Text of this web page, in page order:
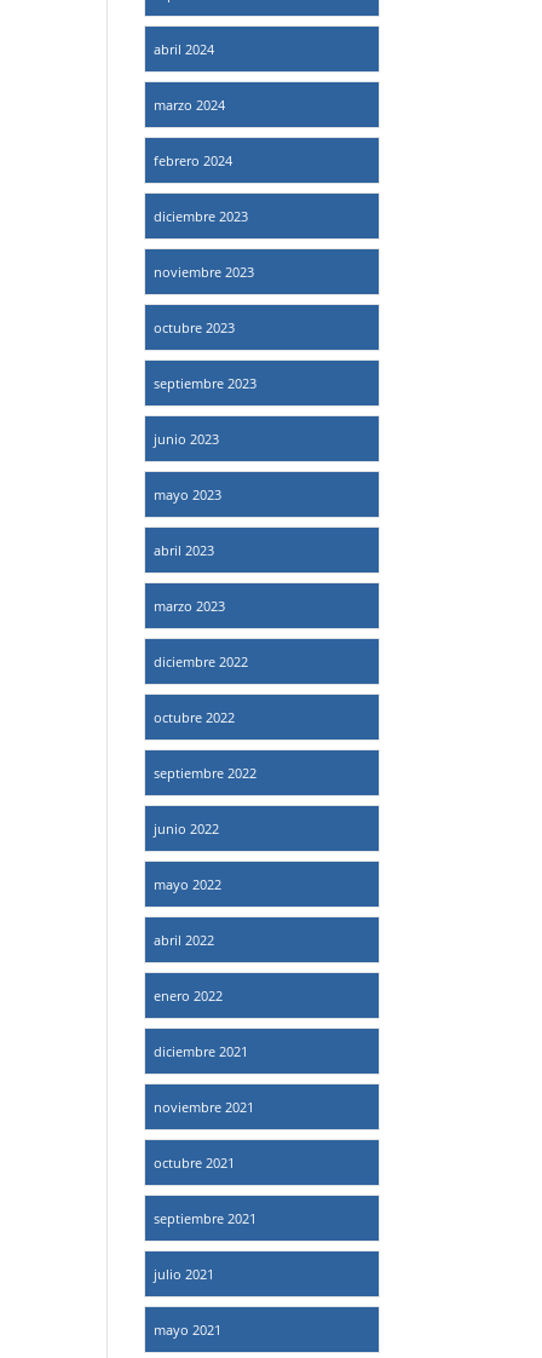
abril 2024
marzo 2024
febrero 2024
diciembre 2023
noviembre 2023
octubre 2023
septiembre 2023
junio 2023
mayo 2023
abril 2023
marzo 2023
diciembre 2022
octubre 2022
septiembre 2022
junio 2022
mayo 2022
abril 2022
enero 2022
diciembre 2021
noviembre 2021
octubre 2021
septiembre 2021
julio 2021
mayo 2021